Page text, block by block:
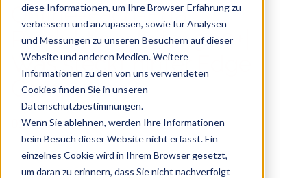
diese Informationen, um Ihre Browser-Erfahrung zu
verbessern und anzupassen, sowie für Analysen
und Messungen zu unseren Besuchern auf dieser
Website und anderen Medien. Weitere
Informationen zu den von uns verwendeten
Cookies finden Sie in unseren
Datenschutzbestimmungen.
Wenn Sie ablehnen, werden Ihre Informationen
beim Besuch dieser Website nicht erfasst. Ein
einzelnes Cookie wird in Ihrem Browser gesetzt,
um daran zu erinnern, dass Sie nicht nachverfolgt
Es gibt keine Vorschläge, da das Suchfeld leer ist.
Online-Fach-Erfa
Produktionsleiter 300+|
Was steckt hinter Edge
Computing?
02.05.2025